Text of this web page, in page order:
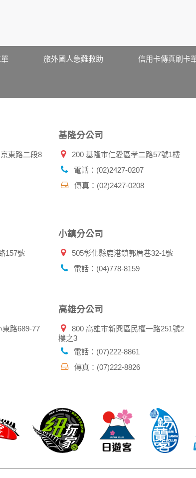
行產生的相關記錄，包括您使用連線設備的 IP 位址
用者瀏覽器在本網站內部所瀏覽的網頁，除非您願
資料或電子郵件給您。本公司除了在該資料或電子
識別資料：
為違反本公司旗下網站的會員條款或產品、服務的
者的帳號資料。若您有相關法律上問題需查閱他人資
案！
人讀取您的個人資料。
旅外國人急難救助 信用卡傳真刷卡
東路二段8
基隆分公司
200 基隆市仁愛區孝二路57號1樓
電話：(02)2427-0207
傳真：(02)2427-0208
157號
小鎮分公司
505彰化縣鹿港鎮郭厝巷32-1號
電話：(04)778-8159
東路689-77
高雄分公司
800 高雄市新興區民權一路251號2
樓之3
電話：(07)222-8861
傳真：(07)222-8826